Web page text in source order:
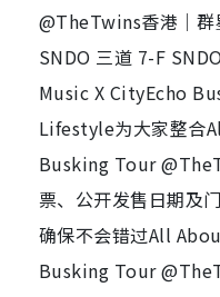
@TheTwins香港｜
SNDO 三道 7-F
Music X CityEcho
Lifestyle为大家整合
Busking Tour
票、公开发售日期及
确保不会错过All
Busking Tour